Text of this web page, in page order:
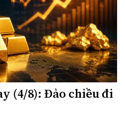
(4/8): Đảo chiều đi